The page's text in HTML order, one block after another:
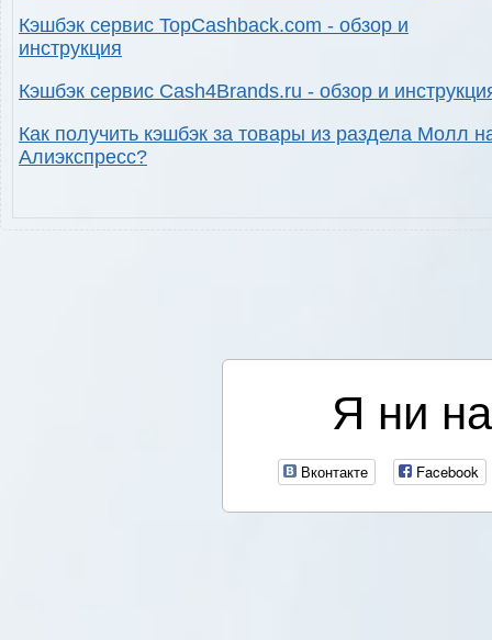
Кэшбэк сервис TopCashback.com - обзор и
инструкция
Кэшбэк сервис Cash4Brands.ru - обзор и
Как получить кэшбэк за товары из раздела Молл
Алиэкспресс?
Я ни
Вконтакте Facebook